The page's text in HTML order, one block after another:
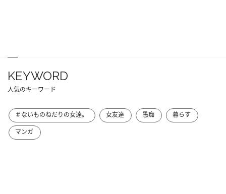
KEYWORD
人気のキーワード
＃ないものねだりの女達。 女友達 愚痴
暮らす
マンガ